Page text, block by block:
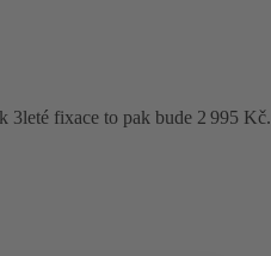
3leté fixace to pak bude 2 995 Kč.